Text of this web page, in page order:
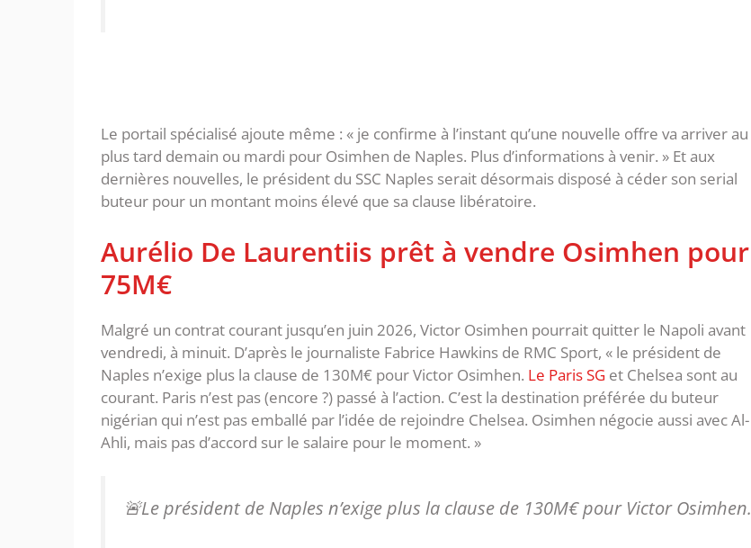
Le portail spécialisé ajoute même : « je confirme à l’instant qu’une nouvelle offre va arriver au
plus tard demain ou mardi pour Osimhen de Naples. Plus d’informations à venir. » Et aux
dernières nouvelles, le président du SSC Naples serait désormais disposé à céder son serial
buteur pour un montant moins élevé que sa clause libératoire.
Aurélio De Laurentiis prêt à vendre Osimhen pour
75M€
Malgré un contrat courant jusqu’en juin 2026, Victor Osimhen pourrait quitter le Napoli avant
vendredi, à minuit. D’après le journaliste Fabrice Hawkins de RMC Sport, « le président de
Naples n’exige plus la clause de 130M€ pour Victor Osimhen. Le Paris SG et Chelsea sont au
courant. Paris n’est pas (encore ?) passé à l’action. C’est la destination préférée du buteur
nigérian qui n’est pas emballé par l’idée de rejoindre Chelsea. Osimhen négocie aussi avec Al-
Ahli, mais pas d’accord sur le salaire pour le moment. »
🚨Le président de Naples n’exige plus la clause de 130M€ pour Victor Osimhen.